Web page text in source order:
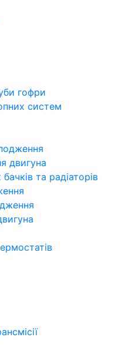
гофри
систем
двигуна
та радіаторів